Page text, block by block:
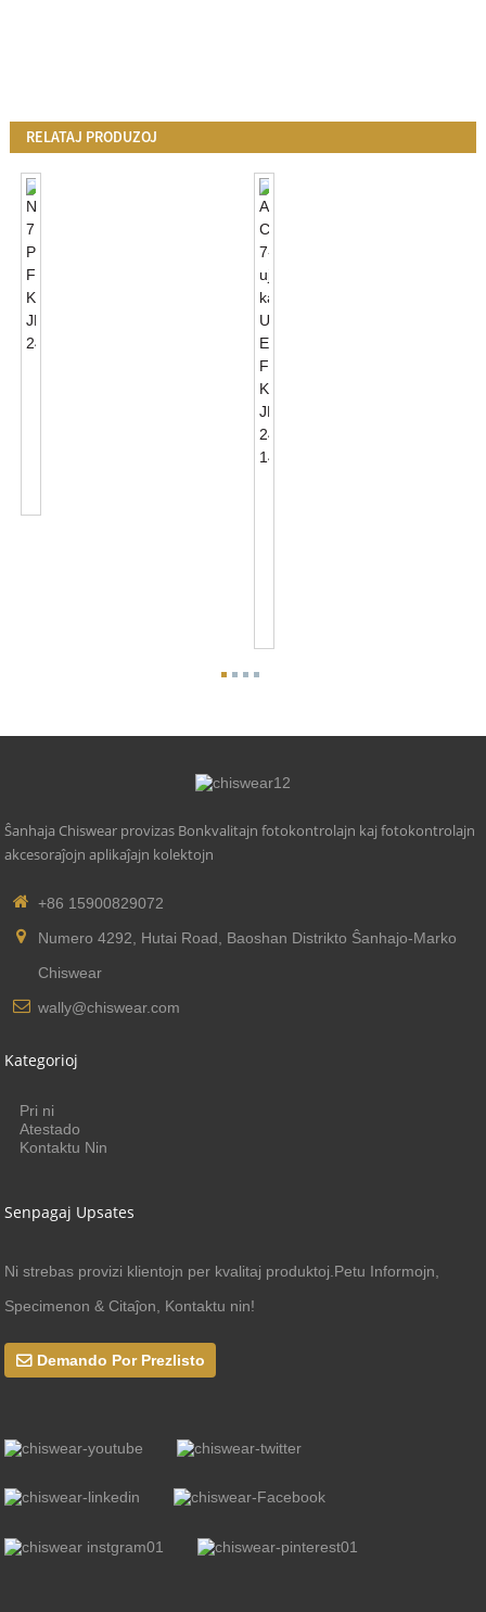
RELATAJ PRODUZOJ
Ŝanhaja Chiswear provizas Bonkvalitajn fotokontrolajn kaj fotokontrolajn
akcesoraĵojn aplikaĵajn kolektojn
+86 15900829072
Numero 4292, Hutai Road, Baoshan Distrikto Ŝanhajo-Marko
Chiswear
wally@chiswear.com
Kategorioj
Pri ni
Atestado
Kontaktu Nin
Senpagaj Upsates
Ni strebas provizi klientojn per kvalitaj produktoj.Petu Informojn,
Specimenon & Citaĵon, Kontaktu nin!
Demando Por Prezlisto